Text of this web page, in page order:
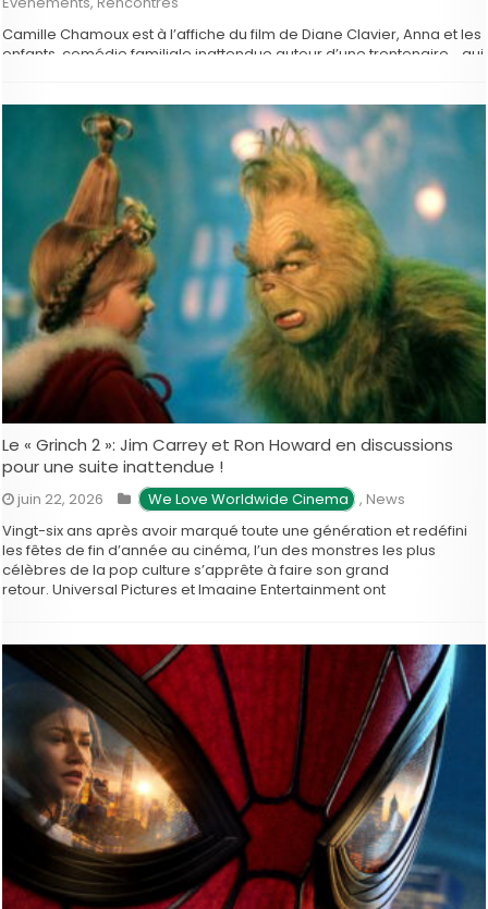
Camille Chamoux est à l’affiche du film de Diane Clavier, Anna et les
enfants, comédie familiale inattendue autour d’une trentenaire… qui
salles belges. Quelles sont …
Le « Grinch 2 »: Jim Carrey et Ron Howard en discussions
pour une suite inattendue !
juin 22, 2026 We Love Worldwide Cinema , News
Vingt-six ans après avoir marqué toute une génération et redéfini
les fêtes de fin d’année au cinéma, l’un des monstres les plus
célèbres de la pop culture s’apprête à faire son grand
retour. Universal Pictures et Imagine Entertainment ont